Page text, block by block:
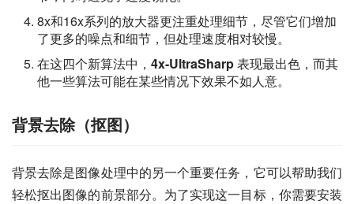
8x和16x系列的放大器更注重处理细节，尽管它们增加
了更多的噪点和细节，但处理速度相对较慢。
在这四个新算法中， 4x-UltraSharp表现最出色，而其
他一些算法可能在某些情况下效果不如人意。
背景去除（抠图）
背景去除是图像处理中的另一个重要任务，它可以帮助我们
轻松抠出图像的前景部分。为了实现这一目标，你需要安装